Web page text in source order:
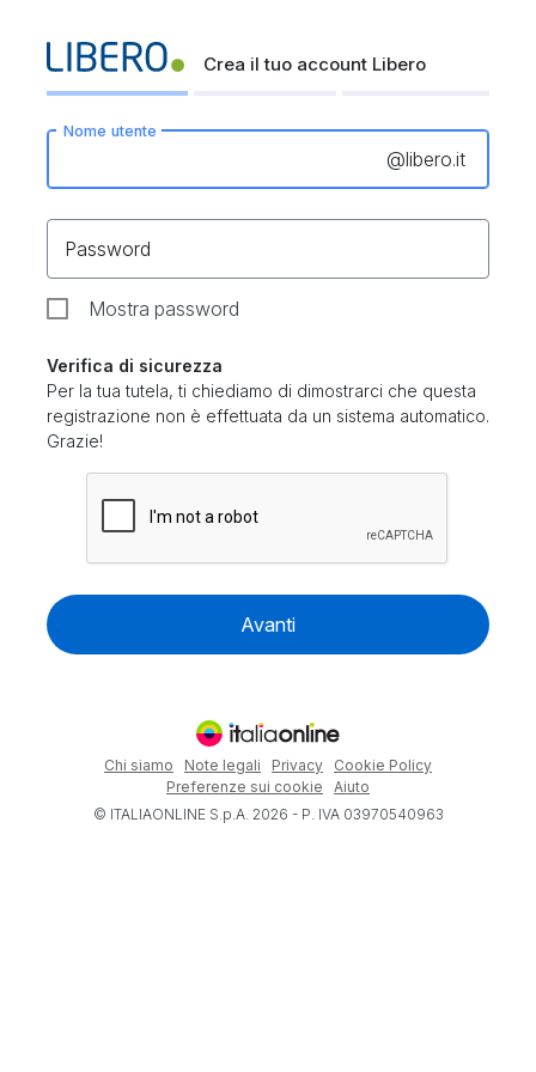
Crea il tuo account Libero
Nome utente
@libero.it
Password
Mostra password
Verifica di sicurezza
Per la tua tutela, ti chiediamo di dimostrarci che questa
registrazione non è effettuata da un sistema automatico.
Grazie!
Avanti
Chi siamo Note legali Privacy
Cookie Policy
Preferenze sui cookie
Aiuto
© ITALIAONLINE S.p.A. 2026 - P. IVA 03970540963